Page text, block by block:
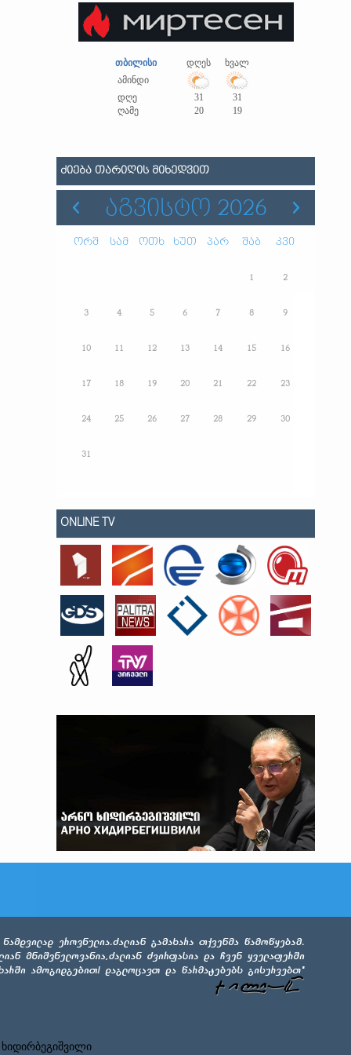
თბილისი დღეს
ხვალ
ამინდი
დღე
31
31
ღამე
20 19
ᲫᲘᲔᲑᲐ ᲗᲐᲠᲘᲦᲘᲡ ᲛᲘᲮᲔᲓᲕᲘᲗ
ᲐᲒᲕᲘᲡᲢᲝ 2026
ორშ სამ ოთხ ხუთ პარ შაბ კვი
1 2
3 4 5 6 7 8 9
10 11 12 13 14 15 16
17 18 19 20 21 22 23
24 25 26 27 28 29 30
31
ONLINE TV